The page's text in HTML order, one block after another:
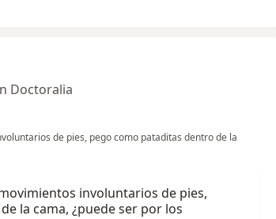
Doctoralia
de pies, pego como pataditas dentro de la
involuntarios de pies,
la cama, ¿puede ser por los